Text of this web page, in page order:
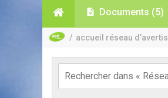
Documents (5)
/ accueil réseau